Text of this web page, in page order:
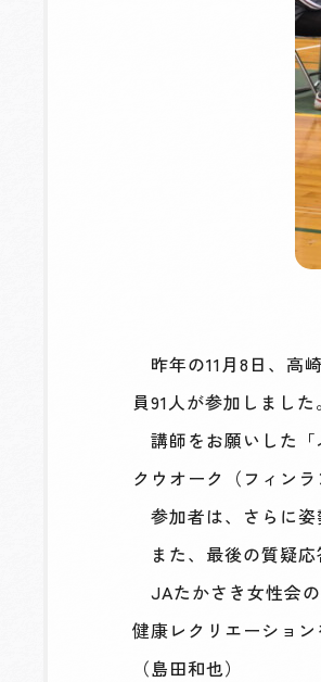
昨年の11月8日、高
員91人が参加しました。
講師をお願いした「
クウオーク（フィン
参加者は、さらに姿
また、最後の質疑応
JAたかさき女性会
健康レクリエーショ
（島田和也）